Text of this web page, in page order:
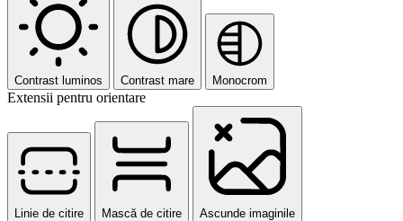
Contrast luminos Contrast mare Monocrom
Extensii pentru orientare
Linie de citire Mască de citire Ascunde imaginile